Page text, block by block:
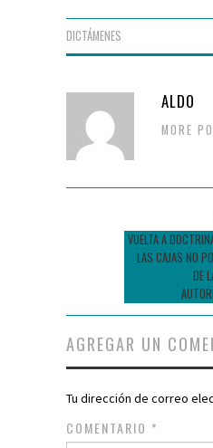
DICTÁMENES
ALDO
MORE
entradas
VUELTA A
LAS CAJAS NO
DE
AGREGAR UN
Tu dirección de correo
COMENTARIO *